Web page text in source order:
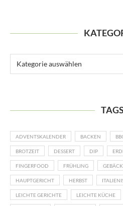
TAGS
ADVENTSKALENDER BACKEN
BROTZEIT DESSERT DIP
FINGERFOOD FRÜHLING GEBÄCK
HAUPTGERICHT HERBST
LEICHTE GERICHTE LEICHTE KÜCHE